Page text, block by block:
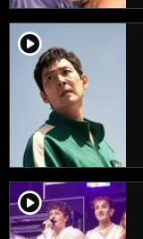
player2
player2